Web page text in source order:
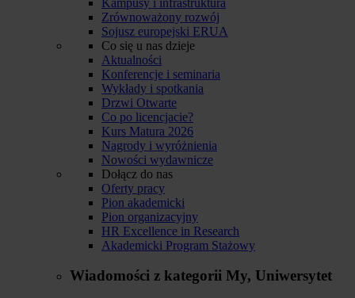
Zrównoważony rozwój
Sojusz europejski ERUA
Co się u nas dzieje
Aktualności
Konferencje i seminaria
Wykłady i spotkania
Drzwi Otwarte
Co po licencjacie?
Kurs Matura 2026
Nagrody i wyróżnienia
Nowości wydawnicze
Dołącz do nas
Oferty pracy
Pion akademicki
Pion organizacyjny
HR Excellence in Research
Akademicki Program Stażowy
Wiadomości z kategorii My, Uniwersytet